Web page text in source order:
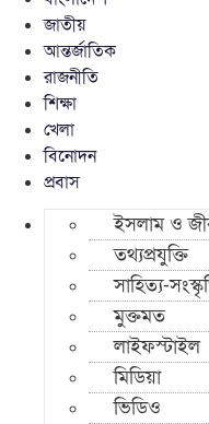
জাতীয়
আন্তর্জাতিক
রাজনীতি
শিক্ষা
খেলা
বিনোদন
প্রবাস
ইসলাম ও
তথ্যপ্রযুক্তি
সাহিত্য-
মুক্তমত
লাইফস্টাইল
মিডিয়া
ভিডিও